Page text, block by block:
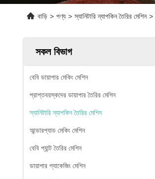
বাড়ি > পণ্য > স্যানিটারি ন্যাপকিন তৈরির মেশিন >
সকল বিভাগ
বেবি ডায়াপার মেকিং মেশিন
প্রাপ্তবয়স্কদের ডায়াপার তৈরির মেশিন
স্যানিটারি ন্যাপকিন তৈরির মেশিন
আন্ডারপ্যাড মেকিং মেশিন
বেবি প্যান্ট তৈরির মেশিন
ডায়াপার প্যাকেজিং মেশিন